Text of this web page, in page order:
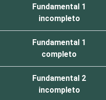
Fundamental 1
incompleto
Fundamental 1
completo
Fundamental 2
incompleto